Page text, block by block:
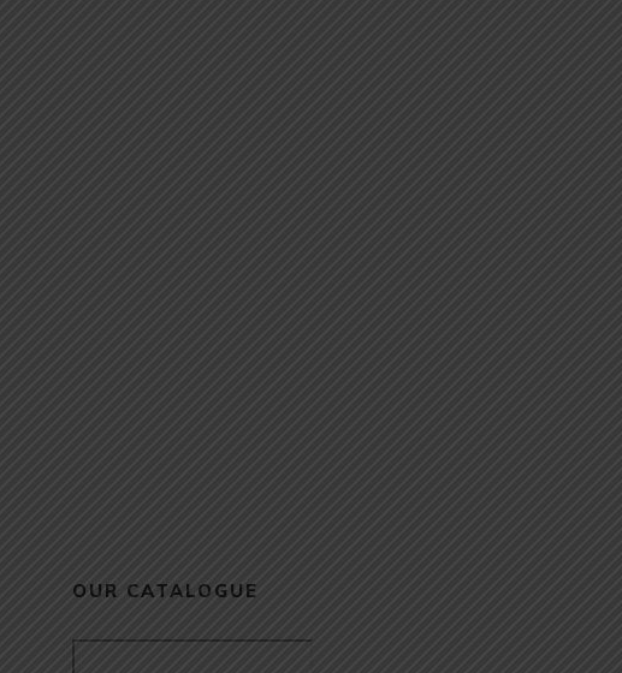
OUR CATALOGUE